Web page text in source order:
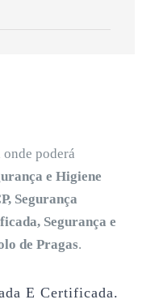
onde poderá
e Higiene
Segurança
Segurança e
de Pragas.
E Certificada.